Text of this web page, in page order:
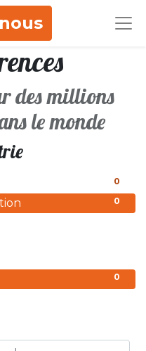
des millions
le monde
0
0
0